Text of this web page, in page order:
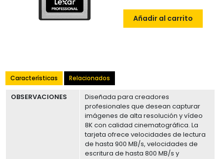
Añadir al carrito
Características Relacionados
OBSERVACIONES
Diseñada para creadores
profesionales que desean capturar
imágenes de alta resolución y vídeo
8K con calidad cinematográfica. La
tarjeta ofrece velocidades de lectura
de hasta 900 MB/s, velocidades de
escritura de hasta 800 MB/s y